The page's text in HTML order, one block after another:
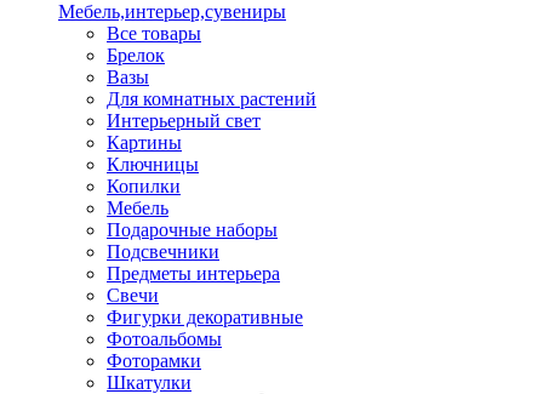
Мебель,интерьер,сувениры
Все товары
Брелок
Вазы
Для комнатных растений
Интерьерный свет
Картины
Ключницы
Копилки
Мебель
Подарочные наборы
Подсвечники
Предметы интерьера
Свечи
Фигурки декоративные
Фотоальбомы
Фоторамки
Шкатулки